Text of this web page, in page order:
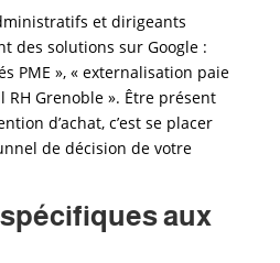
et dirigeants
des solutions sur Google :
PME », « externalisation paie
RH Grenoble ». Être présent
d’achat, c’est se placer
de décision de votre
aux